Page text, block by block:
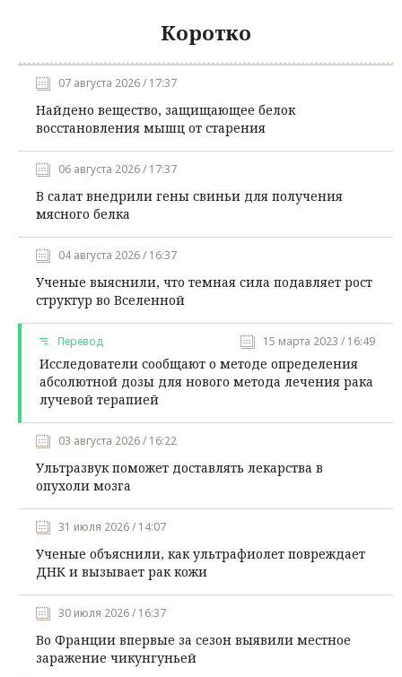
Коротко
07 августа 2026 / 17:37
Найдено вещество, защищающее белок
восстановления мышц от старения
06 августа 2026 / 17:37
В салат внедрили гены свиньи для получения
мясного белка
04 августа 2026 / 16:37
Ученые выяснили, что темная сила подавляет рост
структур во Вселенной
Перевод 15 марта 2023 / 16:49
Исследователи сообщают о методе определения
абсолютной дозы для нового метода лечения рака
лучевой терапией
03 августа 2026 / 16:22
Ультразвук поможет доставлять лекарства в
опухоли мозга
31 июля 2026 / 14:07
Ученые объяснили, как ультрафиолет повреждает
ДНК и вызывает рак кожи
30 июля 2026 / 16:37
Во Франции впервые за сезон выявили местное
заражение чикунгуньей